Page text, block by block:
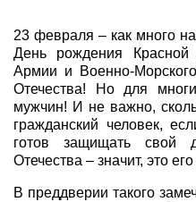
23 февраля – как много
День рождения
Армии и Военно-
Отечества! Но для
мужчин! И не важно,
гражданский человек,
готов защищать свой
Отечества – значит, это
В преддверии такого